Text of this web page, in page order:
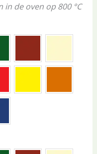
de oven op 800 °C